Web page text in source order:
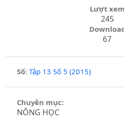
Lượt xem
245
67
Số: Tập 13 Số 5 (2015)
Chuyên mục:
NÔNG HỌC